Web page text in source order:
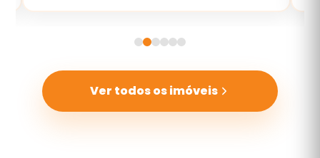
Ver todos os imóveis